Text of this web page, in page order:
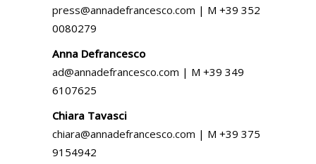
press@annadefrancesco.com | M +39 352
0080279
Anna Defrancesco
ad@annadefrancesco.com | M +39 349
6107625
Chiara Tavasci
chiara@annadefrancesco.com | M +39 375
9154942